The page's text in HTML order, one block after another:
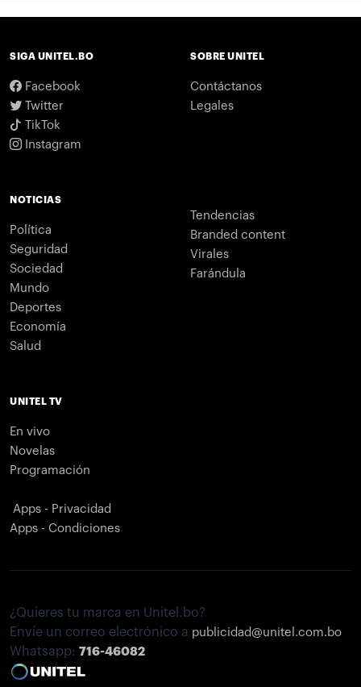
SIGA UNITEL.BO
Facebook
Twitter
TikTok
Instagram
SOBRE UNITEL
Contáctanos
Legales
NOTICIAS
Política
Seguridad
Sociedad
Mundo
Deportes
Economía
Salud
Tendencias
Branded content
Virales
Farándula
UNITEL TV
En vivo
Novelas
Programación
Apps - Privacidad
Apps - Condiciones
¿Quieres tu marca en Unitel.bo?
Envíe un correo electrónico a publicidad@unitel.com.bo
Whatsapp: 716-46082